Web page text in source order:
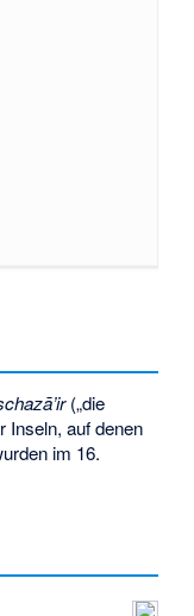
(„die
Inseln, auf denen
im 16.